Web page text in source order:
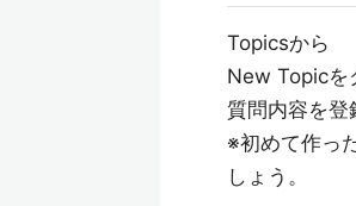
Topicsから
New Topicを
質問内容を登
※初めて作っ
しょう。